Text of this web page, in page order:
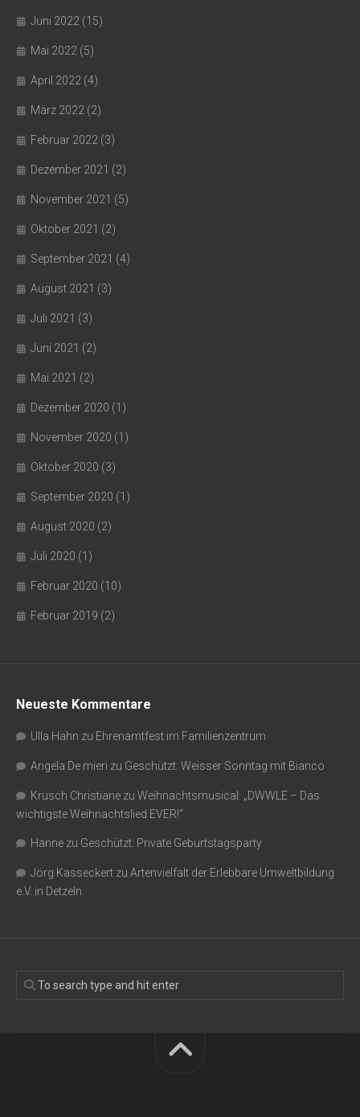
Juni 2022 (15)
Mai 2022 (5)
April 2022 (4)
März 2022 (2)
Februar 2022 (3)
Dezember 2021 (2)
November 2021 (5)
Oktober 2021 (2)
September 2021 (4)
August 2021 (3)
Juli 2021 (3)
Juni 2021 (2)
Mai 2021 (2)
Dezember 2020 (1)
November 2020 (1)
Oktober 2020 (3)
September 2020 (1)
August 2020 (2)
Juli 2020 (1)
Februar 2020 (10)
Februar 2019 (2)
Neueste Kommentare
Ulla Hahn zu Ehrenamtfest im Familienzentrum
Angela De mieri zu Geschützt: Weisser Sonntag mit Bianco
Krusch Christiane zu Weihnachtsmusical: „DWWLE – Das
wichtigste Weihnachtslied EVER!“
Hanne zu Geschützt: Private Geburtstagsparty
Jörg Kasseckert zu Artenvielfalt der Erlebbare Umweltbildung
e.V. in Detzeln.